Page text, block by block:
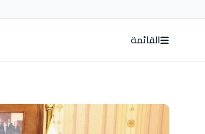
القائمة